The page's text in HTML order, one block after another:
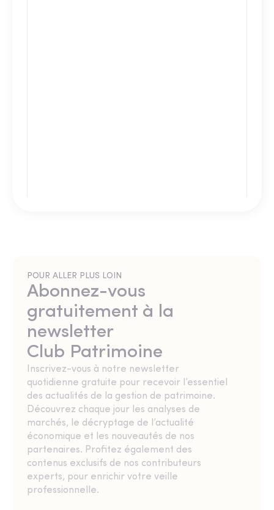
POUR ALLER PLUS LOIN
Abonnez-vous
gratuitement à la
newsletter
Club Patrimoine
Inscrivez-vous à notre newsletter
quotidienne gratuite pour recevoir l’essentiel
des actualités de la gestion de patrimoine.
Découvrez chaque jour les analyses de
marchés, le décryptage de l’actualité
économique et les nouveautés de nos
partenaires. Profitez également des
contenus exclusifs de nos contributeurs
experts, pour enrichir votre veille
professionnelle.